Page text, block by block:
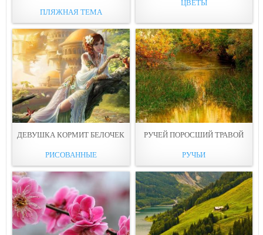
ПЛЯЖНАЯ ТЕМА
ЦВЕТЫ
ДЕВУШКА КОРМИТ БЕЛОЧЕК
РИСОВАННЫЕ
РУЧЕЙ ПОРОСШИЙ ТРАВОЙ
РУЧЬИ